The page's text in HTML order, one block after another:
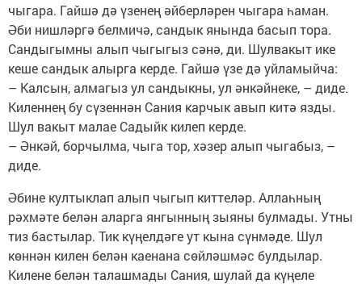
чыгара. Гайшә дә үзенең әйберләрен чыгара һаман.
Әби нишләргә белмичә, сандык янында басып тора.
Сандыгымны алып чыгыгыз сәнә, ди. Шулвакыт ике
кеше сандык алырга керде. Гайшә үзе дә уйламыйча:
– Калсын, алмагыз ул сандыкны, ул әнкәйнеке, – диде.
Киленнең бу сүзеннән Сания карчык авып китә язды.
Шул вакыт малае Садыйк килеп керде.
– Әнкәй, борчылма, чыга тор, хәзер алып чыгабыз, –
диде.
Әбине култыклап алып чыгып киттеләр. Аллаһның
рәхмәте белән аларга янгынның зыяны булмады. Утны
тиз бастылар. Тик күңелдәге ут кына сүнмәде. Шул
көннән килен белән каенана сөйләшмәс булдылар.
Килене белән талашмады Сания, шулай да күңеле